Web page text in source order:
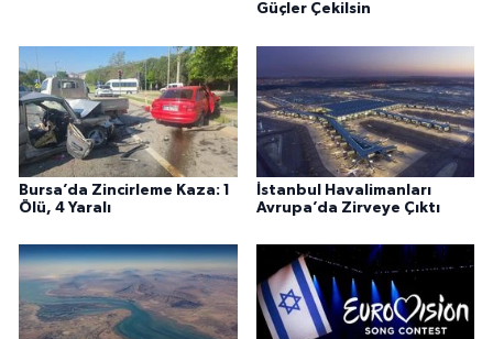
Güçler Çekilsin
Bursa’da Zincirleme Kaza: 1
Ölü, 4 Yaralı
İstanbul Havalimanları
Avrupa’da Zirveye Çıktı